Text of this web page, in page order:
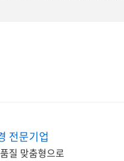
전문기업
질 맞춤형으로